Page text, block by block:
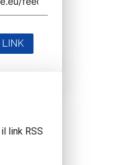
LINK
link RSS